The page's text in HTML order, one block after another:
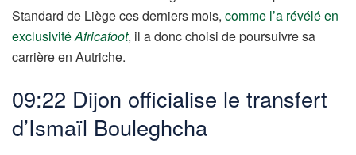
Standard de Liège ces derniers mois, comme l’a révélé en
exclusivitéAfricafoot, il a donc choisi de poursuivre sa
carrière en Autriche.
09:22 Dijon officialise le transfert
d’Ismaïl Bouleghcha